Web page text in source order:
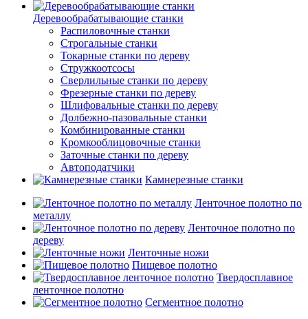
Деревообрабатывающие станки
Распиловочные станки
Строгальные станки
Токарные станки по дереву
Стружкоотсосы
Сверлильные станки по дереву
Фрезерные станки по дереву
Шлифовальные станки по дереву
Долбежно-пазовальные станки
Комбинированные станки
Кромкооблицовочные станки
Заточные станки по дереву
Автоподатчики
Камнерезные станки
Ленточное полотно по
металлу
Ленточное полотно по
дереву
Ленточные ножи
Пищевое полотно
Твердосплавное
ленточное полотно
Сегментное полотно